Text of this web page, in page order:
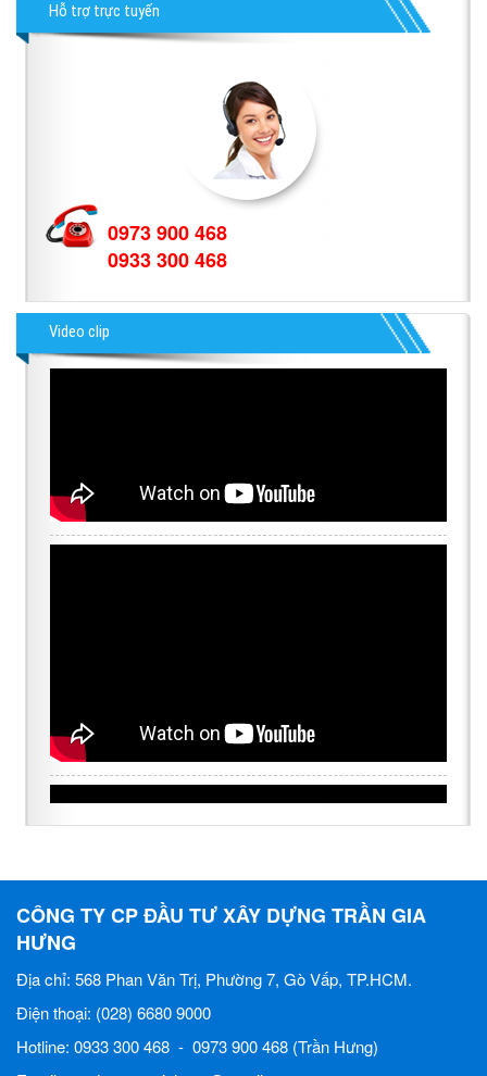
Hỗ trợ trực tuyến
0973 900 468
0933 300 468
Video clip
CÔNG TY CP ĐẦU TƯ XÂY DỰNG TRẦN GIA
HƯNG
Địa chỉ: 568 Phan Văn Trị, Phường 7, Gò Vấp, TP.HCM.
Điện thoại: (028) 6680 9000
Hotline: 0933 300 468 - 0973 900 468 (Trần Hưng)